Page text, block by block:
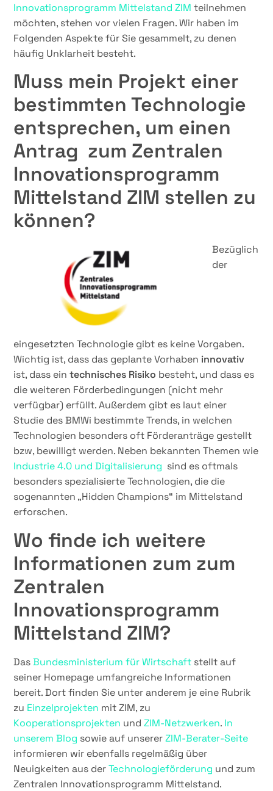
Innovationsprogramm Mittelstand ZIM teilnehmen
möchten, stehen vor vielen Fragen. Wir haben im
Folgenden Aspekte für Sie gesammelt, zu denen
häufig Unklarheit besteht.
Muss mein Projekt einer
bestimmten Technologie
entsprechen, um einen
Antrag zum Zentralen
Innovationsprogramm
Mittelstand ZIM stellen zu
können?
Bezüglich
der
eingesetzten Technologie gibt es keine Vorgaben.
Wichtig ist, dass das geplante Vorhaben innovativ
ist, dass eintechnisches Risiko besteht, und dass es
die weiteren Förderbedingungen (nicht mehr
verfügbar) erfüllt. Außerdem gibt es laut einer
Studie des BMWi bestimmte Trends, in welchen
Technologien besonders oft Förderanträge gestellt
bzw, bewilligt werden. Neben bekannten Themen wie
Industrie 4.0 und Digitalisierung sind es oftmals
besonders spezialisierte Technologien, die die
sogenannten „Hidden Champions“ im Mittelstand
erforschen.
Wo finde ich weitere
Informationen zum zum
Zentralen
Innovationsprogramm
Mittelstand ZIM?
DasBundesministerium für Wirtschaft stellt auf
seiner Homepage umfangreiche Informationen
bereit. Dort finden Sie unter anderem je eine Rubrik
zu Einzelprojekten mit ZIM, zu
Kooperationsprojekten undZIM-Netzwerken. In
unserem Blog sowie auf unsererZIM-Berater-Seite
informieren wir ebenfalls regelmäßig über
Neuigkeiten aus derTechnologieförderung und zum
Zentralen Innovationsprogramm Mittelstand.